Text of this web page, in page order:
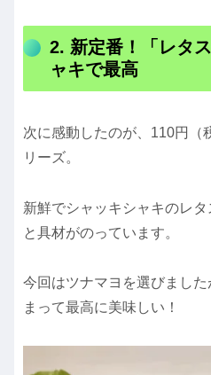
2. 新定番！「レタ
ャキで最高
次に感動したのが、110円（
リーズ。
新鮮でシャッキシャキのレ
と具材がのっています。
今回はツナマヨを選びまし
まって最高に美味しい！